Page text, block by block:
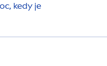
kedy je